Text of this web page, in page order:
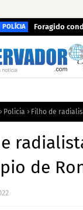
POLÍCIA Foragido
Policia Filho de
de